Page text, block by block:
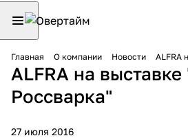
Главная О компании Новости ALFRA
ALFRA на
Россварка"
27 июля 2016